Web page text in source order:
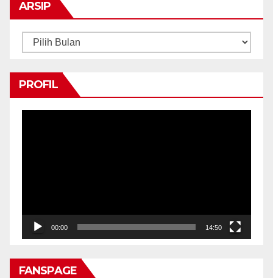
ARSIP
Arsip
PROFIL
00:00 14:50
FANSPAGE